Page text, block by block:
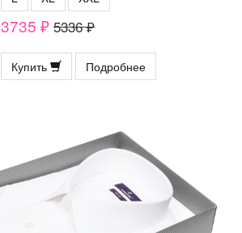
3735 ₽ 5336 ₽
Купить Подробнее